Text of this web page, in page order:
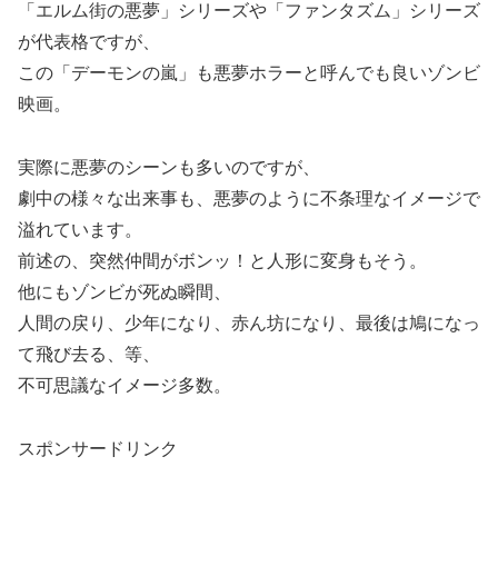
「エルム街の悪夢」シリーズや「ファンタズム」シリーズ
が代表格ですが、
この「デーモンの嵐」も悪夢ホラーと呼んでも良いゾンビ
映画。
実際に悪夢のシーンも多いのですが、
劇中の様々な出来事も、悪夢のように不条理なイメージで
溢れています。
前述の、突然仲間がボンッ！と人形に変身もそう。
他にもゾンビが死ぬ瞬間、
人間の戻り、少年になり、赤ん坊になり、最後は鳩になっ
て飛び去る、等、
不可思議なイメージ多数。
スポンサードリンク